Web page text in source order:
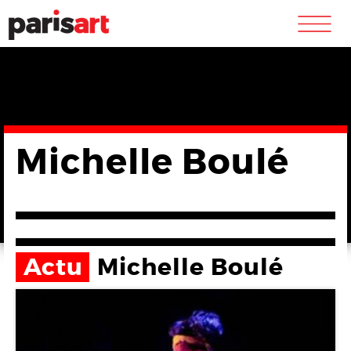
m
Michelle Boulé
Actu Michelle Boulé